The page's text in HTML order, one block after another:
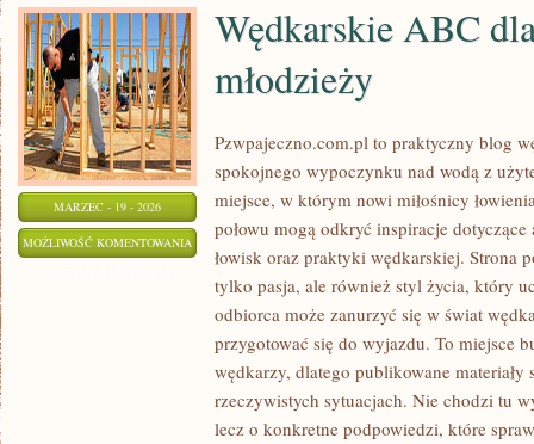
MARZEC - 19 - 2026
MOŻLIWOŚĆ KOMENTOWANIA WĘDKARSKIE
Wędkarskie ABC
młodzieży
Pzwpajeczno.com.pl to praktyczny blog
spokojnego wypoczynku nad wodą z
miejsce, w którym nowi miłośnicy
połowu mogą odkryć inspiracje
łowisk oraz praktyki wędkarskiej. Strona
tylko pasja, ale również styl życia, który
odbiorca może zanurzyć się w świat
przygotować się do wyjazdu. To miejsce
wędkarzy, dlatego publikowane materiały
rzeczywistych sytuacjach. Nie chodzi tu
lecz o konkretne podpowiedzi, które